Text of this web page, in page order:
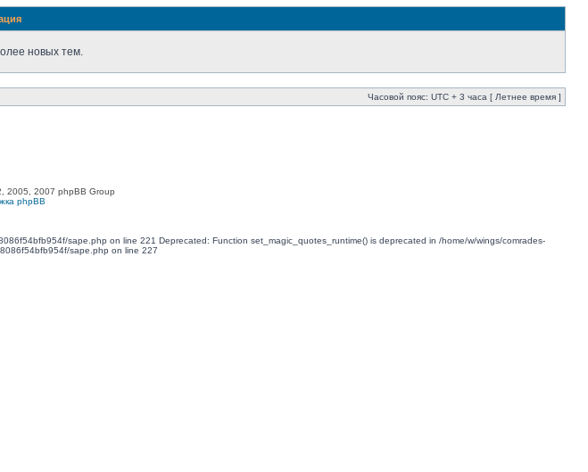
новых тем.
Часовой пояс: UTC + 3 часа [ Летнее время ]
2005, 2007 phpBB Group
phpBB
sape.php on line 221 Deprecated: Function set_magic_quotes_runtime() is deprecated in /home/w/wings/comrades-
sape.php on line 227